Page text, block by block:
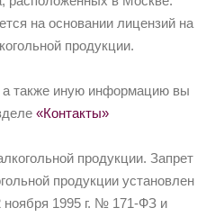
на основании лицензий на
продукции.
а также иную информацию вы
«Контакты»
продукции. Запрет
продукции установлен
1995 г. № 171-ФЗ и